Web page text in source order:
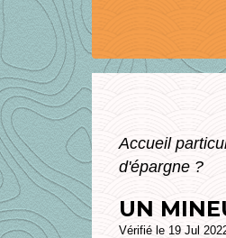
Accueil
d'épargne ?
UN
Vérifié le 19 Jul